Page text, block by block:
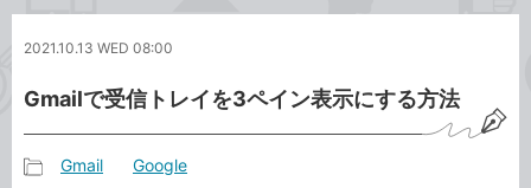
ネ
ト
2021.10.13 WED 08:00
Gmailで受信トレイを3ペイン表示にする方法
Gmail Google